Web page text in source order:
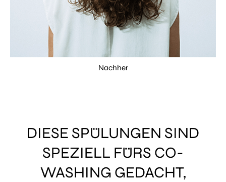
Nachher
DIESE SPÜLUNGEN SIND
SPEZIELL FÜRS CO-
WASHING GEDACHT,